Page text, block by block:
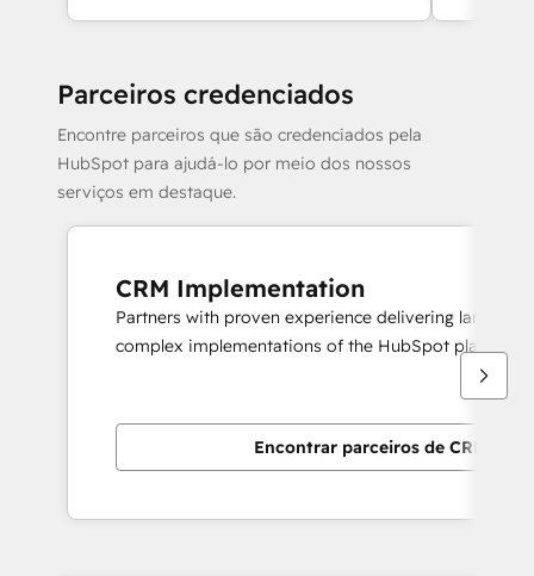
Parceiros credenciados
Encontre parceiros que são credenciados pela
HubSpot para ajudá-lo por meio dos nossos
serviços em destaque.
CRM Implementation
Partners with proven experience delivering large
complex implementations of the HubSpot platform.
Encontrar parceiros de CRM